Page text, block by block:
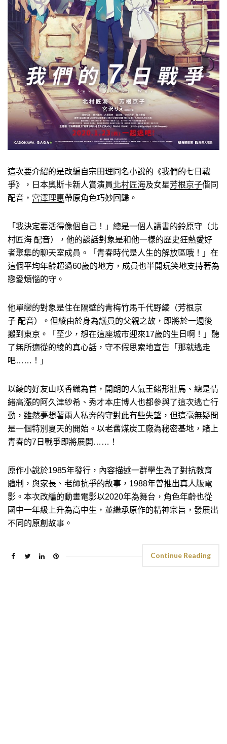
這次要介紹的是改編自宗田理同名小說的《我們的七日戰
爭》，日本奧斯卡新人賞演員北村匠海及女星芳根京子偕同
配音， 宮澤理惠帶原角色巧妙回歸。
「我決定要活得像個自己！」總是一個人讀書的鈴原守（北
村匠海 配音），他的談話對象是和他一樣的歷史狂熱愛好
者聚集的聊天室成員。「青春時代是人生的解放區哦！」在
這個平均年齡超過60歲的地方，成員也半開玩笑地支持著為
戀愛煩惱的守。
他單戀的對象是住在隔壁的青梅竹馬千代野綾（芳根京
子 配音）。但綾由於身為議員的父親之故，即將於一週後
搬到東京。「至少，想在這座城市迎來17歲的生日啊！」聽
了無所適從的綾的真心話，守不假思索地宣告「那就逃走
吧……！」
以綾的好友山咲香織為首，開朗的人氣王緒形壯馬、總是情
緒高漲的阿久津紗希、秀才本庄博人也都參與了這次逃亡行
動，雖然夢想著兩人私奔的守對此有些失望，但這毫無疑問
是一個特別夏天的開始。以老舊煤炭工廠為秘密基地，賭上
青春的7日戰爭即將展開……！
原作小說於1985年發行，內容描述一群學生為了對抗教育
體制，與家長、老師抗爭的故事，1988年曾推出真人版電
影。本次改編的動畫電影以2020年為舞台，角色年齡也從
國中一年級上升為高中生，並繼承原作的精神宗旨，發展出
不同的原創故事。
Continue Reading